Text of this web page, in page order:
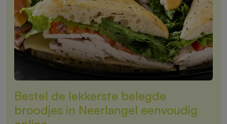
Bestel de lekkerste belegde
broodjes in Neerlangel eenvoudig